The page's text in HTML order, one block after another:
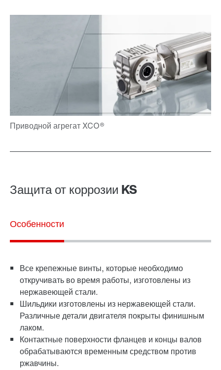
Защита от коррозии KS
Особенности
Все крепежные винты, которые необходимо
откручивать во время работы, изготовлены из
нержавеющей стали.
Шильдики изготовлены из нержавеющей стали.
Различные детали двигателя покрыты финишным
лаком.
Контактные поверхности фланцев и концы валов
обрабатываются временным средством против
ржавчины.